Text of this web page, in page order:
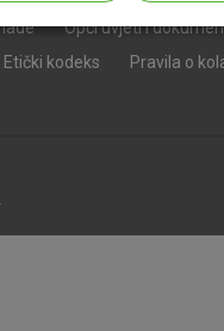
Opći uvjeti i
Etički kodeks Pravila o